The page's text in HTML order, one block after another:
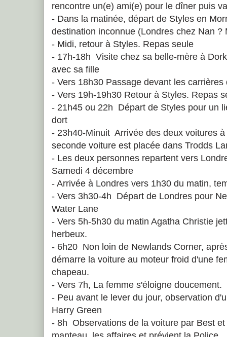
rencontre un(e) ami(e) pour le dîner puis
- Dans la matinée, départ de Styles en
destination inconnue (Londres chez Nan ?
- Midi, retour à Styles. Repas seule
- 17h-18h Visite chez sa belle-mère à
avec sa fille
- Vers 18h30 Passage devant les carrières
- Vers 19h-19h30 Retour à Styles. Repas
- 21h45 ou 22h Départ de Styles pour un
dort
- 23h40-Minuit Arrivée des deux voitures
seconde voiture est placée dans Trodds
- Les deux personnes repartent vers
Samedi 4 décembre
- Arrivée à Londres vers 1h30 du matin,
- Vers 3h30-4h Départ de Londres pour
Water Lane
- Vers 5h-5h30 du matin Agatha Christie
herbeux.
- 6h20 Non loin de Newlands Corner,
démarre la voiture au moteur froid d'une
chapeau.
- Vers 7h, La femme s'éloigne doucement.
- Peu avant le lever du jour, observation
Harry Green
- 8h Observations de la voiture par Best